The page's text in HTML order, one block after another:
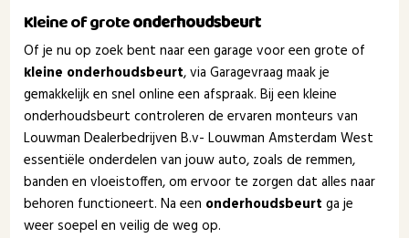
Kleine of groteonderhoudsbeurt
Of je nu op zoek bent naar een garage voor een grote of
kleine onderhoudsbeurt, via Garagevraag maak je
gemakkelijk en snel online een afspraak. Bij een kleine
onderhoudsbeurt controleren de ervaren monteurs van
Louwman Dealerbedrijven B.v- Louwman Amsterdam West
essentiële onderdelen van jouw auto, zoals de remmen,
banden en vloeistoffen, om ervoor te zorgen dat alles naar
behoren functioneert. Na een onderhoudsbeurt ga je
weer soepel en veilig de weg op.